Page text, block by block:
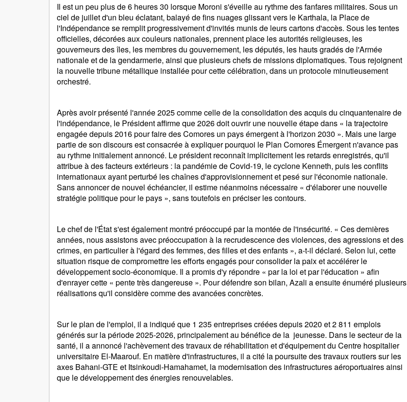
Il est un peu plus de 6 heures 30 lorsque Moroni s'éveille au rythme des fanfares militaires. Sous un
ciel de juillet d'un bleu éclatant, balayé de fins nuages glissant vers le Karthala, la Place de
l'Indépendance se remplit progressivement d'invités munis de leurs cartons d'accès. Sous les tentes
officielles, décorées aux couleurs nationales, prennent place les autorités religieuses, les
gouverneurs des îles, les membres du gouvernement, les députés, les hauts gradés de l'Armée
nationale et de la gendarmerie, ainsi que plusieurs chefs de missions diplomatiques. Tous rejoignent
la nouvelle tribune métallique installée pour cette célébration, dans un protocole minutieusement
orchestré.
Après avoir présenté l'année 2025 comme celle de la consolidation des acquis du cinquantenaire de
l'indépendance, le Président affirme que 2026 doit ouvrir une nouvelle étape dans « la trajectoire
engagée depuis 2016 pour faire des Comores un pays émergent à l'horizon 2030 ». Mais une large
partie de son discours est consacrée à expliquer pourquoi le Plan Comores Émergent n'avance pas
au rythme initialement annoncé. Le président reconnaît implicitement les retards enregistrés, qu'il
attribue à des facteurs extérieurs : la pandémie de Covid-19, le cyclone Kenneth, puis les conflits
internationaux ayant perturbé les chaînes d'approvisionnement et pesé sur l'économie nationale.
Sans annoncer de nouvel échéancier, il estime néanmoins nécessaire « d'élaborer une nouvelle
stratégie politique pour le pays », sans toutefois en préciser les contours.
Le chef de l'État s'est également montré préoccupé par la montée de l'insécurité. « Ces dernières
années, nous assistons avec préoccupation à la recrudescence des violences, des agressions et des
crimes, en particulier à l'égard des femmes, des filles et des enfants », a-t-il déclaré. Selon lui, cette
situation risque de compromettre les efforts engagés pour consolider la paix et accélérer le
développement socio-économique. Il a promis d'y répondre « par la loi et par l'éducation » afin
d'enrayer cette « pente très dangereuse ». Pour défendre son bilan, Azali a ensuite énuméré plusieurs
réalisations qu'il considère comme des avancées concrètes.
Sur le plan de l'emploi, il a indiqué que 1 235 entreprises créées depuis 2020 et 2 811 emplois
générés sur la période 2025-2026, principalement au bénéfice de la jeunesse. Dans le secteur de la
santé, il a annoncé l'achèvement des travaux de réhabilitation et d'équipement du Centre hospitalier
universitaire El-Maarouf. En matière d'infrastructures, il a cité la poursuite des travaux routiers sur les
axes Bahani-GTE et Itsinkoudi-Hamahamet, la modernisation des infrastructures aéroportuaires ainsi
que le développement des énergies renouvelables.